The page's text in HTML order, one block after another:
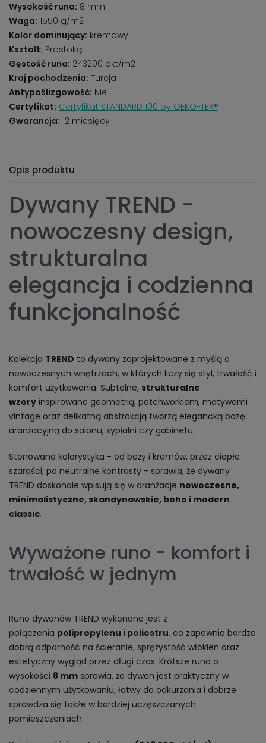
Wysokość runa: 8 mm
Waga: 1550 g/m2
Kolor dominujący: kremowy
Kształt: Prostokąt
Gęstość runa: 243200 pkt/m2
Kraj pochodzenia: Turcja
Antypoślizgowość: Nie
Certyfikat: Certyfikat STANDARD 100 by OEKO-TEX®
Gwarancja: 12 miesięcy
Opis produktu
Dywany TREND -
nowoczesny design,
strukturalna
elegancja i codzienna
funkcjonalność
Kolekcja TREND to dywany zaprojektowane z myślą o
nowoczesnych wnętrzach, w których liczy się styl, trwałość i
komfort użytkowania. Subtelne, strukturalne
wzory inspirowane geometrią, patchworkiem, motywami
vintage oraz delikatną abstrakcją tworzą elegancką bazę
aranżacyjną do salonu, sypialni czy gabinetu.
Stonowana kolorystyka - od beży i kremów, przez ciepłe
szarości, po neutralne kontrasty - sprawia, że dywany
TREND doskonale wpisują się w aranżacje nowoczesne,
minimalistyczne, skandynawskie, boho i modern
classic.
Wyważone runo - komfort i
trwałość w jednym
Runo dywanów TREND wykonane jest z
połączenia polipropylenu i poliestru, co zapewnia bardzo
dobrą odporność na ścieranie, sprężystość włókien oraz
estetyczny wygląd przez długi czas. Krótsze runo o
wysokości 8 mm sprawia, że dywan jest praktyczny w
codziennym użytkowaniu, łatwy do odkurzania i dobrze
sprawdza się także w bardziej uczęszczanych
pomieszczeniach.